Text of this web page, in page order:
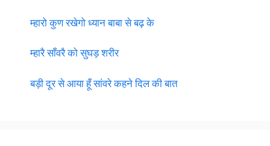
म्हारो कुण रखेगो ध्यान बाबा से बढ़ के
म्हारै साँवरै को सुघड़ शरीर
बड़ी दूर से आया हूँ सांवरे कहने दिल की बात